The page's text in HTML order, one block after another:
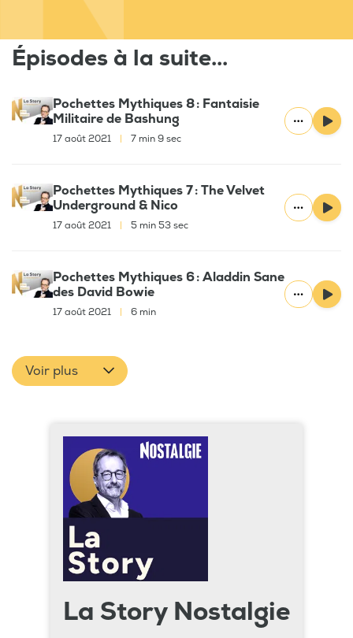
Épisodes à la suite...
Pochettes Mythiques 8 : Fantaisie
Militaire de Bashung
17 août 2021 7 min 9 sec
Pochettes Mythiques 7 : The Velvet
Underground & Nico
17 août 2021 5 min 53 sec
Pochettes Mythiques 6 : Aladdin Sane
des David Bowie
17 août 2021 6 min
Voir plus
La Story Nostalgie